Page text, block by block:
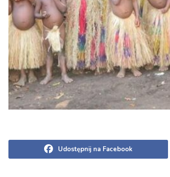
Udostępnij na Facebook